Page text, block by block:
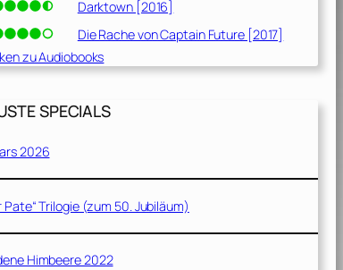
Darktown [2016]
Die Rache von Captain Future [2017]
zu Audiobooks
SPECIALS
2026
Pate“ Trilogie (zum 50. Jubiläum)
Himbeere 2022